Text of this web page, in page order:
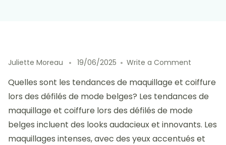
Juliette Moreau 19/06/2025 Write a Comment
de
et
coiffure
lors
Quelles sont les tendances de maquillage et coiffure
lors des défilés de mode belges? Les tendances de
maquillage et coiffure lors des défilés de mode
belges incluent des looks audacieux et innovants. Les
maquillages intenses, avec des yeux accentués et